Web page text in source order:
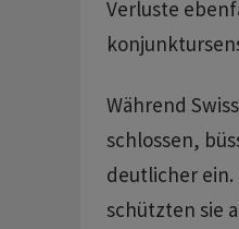
Verluste
Während
schlossen,
deutlicher ein.
schützten sie